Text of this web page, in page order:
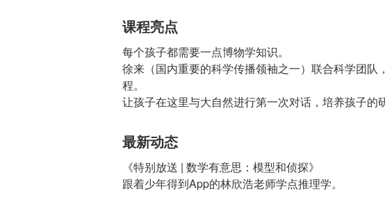
课程亮点
每个孩子都需要一点博物学知识。
徐来（国内重要的科学传播领袖之一）联合科学团
程。
让孩子在这里与大自然进行第一次对话，培养孩子的
最新动态
《特别放送 | 数学有意思：模型和侦探》
跟着少年得到App的林欣浩老师学点推理学。